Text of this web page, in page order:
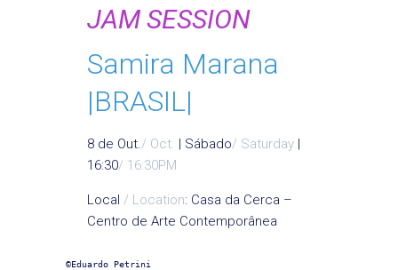
JAM SESSION
Samira Marana
|BRASIL|
8 de Out./ Oct. | Sábado/ Saturday |
16:30/ 16:30PM
Local / Location: Casa da Cerca –
Centro de Arte Contemporânea
©Eduardo Petrini